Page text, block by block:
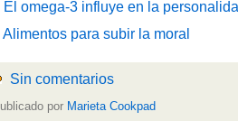
El omega-3 influye en la
Alimentos para subir la moral
Sin comentarios
por Marieta Cookpad